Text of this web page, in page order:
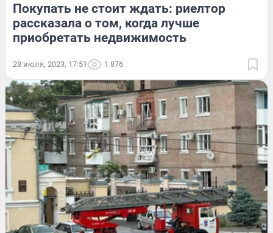
Покупать не стоит ждать: риелтор
рассказала о том, когда лучше
приобретать недвижимость
28 июля, 2023, 17:51 1 876